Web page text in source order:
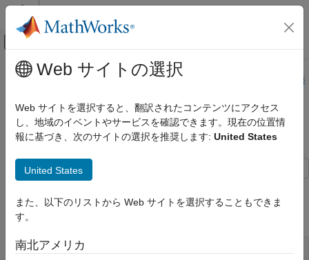
コンテンツへスキップ
オフキャンバス ナビゲーション メ
ドキュメンテーションのホーム
Aerospace Blockset
標準ワークフロー手順
メインコンテンツ
このページは機械翻訳を使用して翻訳されました。最新版の英語
圧力を変換する
mdl = "ConvertPressurePsiToPa"
Web サイトの選択
Web サイトを選択すると、翻訳されたコンテンツにアクセス
し、地域のイベントやサービスを確認できます。現在の位置情
報に基づき、次のサイトの選択を推奨します: United States
United States
また、以下のリストから Web サイトを選択することもできま
す。
南北アメリカ